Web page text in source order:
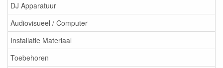
DJ Apparatuur
Audiovisueel / Computer
Installatie Materiaal
Toebehoren